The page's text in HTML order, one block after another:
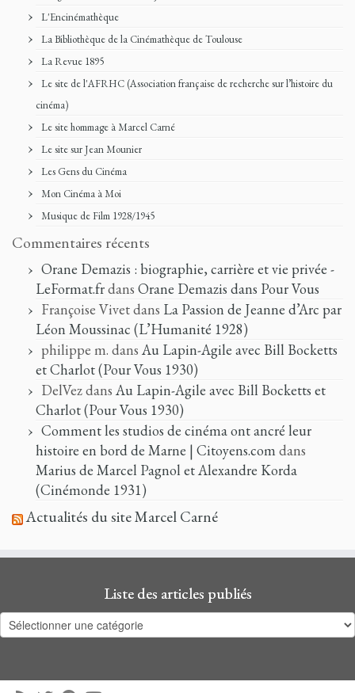
L'Encinémathèque
La Bibliothèque de la Cinémathèque de Toulouse
La Revue 1895
Le site de l'AFRHC (Association française de recherche sur l’histoire du
cinéma)
Le site hommage à Marcel Carné
Le site sur Jean Mounier
Les Gens du Cinéma
Mon Cinéma à Moi
Musique de Film 1928/1945
Commentaires récents
Orane Demazis : biographie, carrière et vie privée -
LeFormat.frdans Orane Demazis dans Pour Vous
Françoise Vivetdans La Passion de Jeanne d’Arc par
Léon Moussinac (L’Humanité 1928)
philippe m. dans Au Lapin-Agile avec Bill Bocketts
et Charlot (Pour Vous 1930)
DelVezdans Au Lapin-Agile avec Bill Bocketts et
Charlot (Pour Vous 1930)
Comment les studios de cinéma ont ancré leur
histoire en bord de Marne | Citoyens.comdans
Marius de Marcel Pagnol et Alexandre Korda
(Cinémonde 1931)
Actualités du site Marcel Carné
Liste des articles publiés
Liste
des